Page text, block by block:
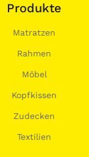
Produkte
Matratzen
Rahmen
Möbel
Kopfkissen
Zudecken
Textilien